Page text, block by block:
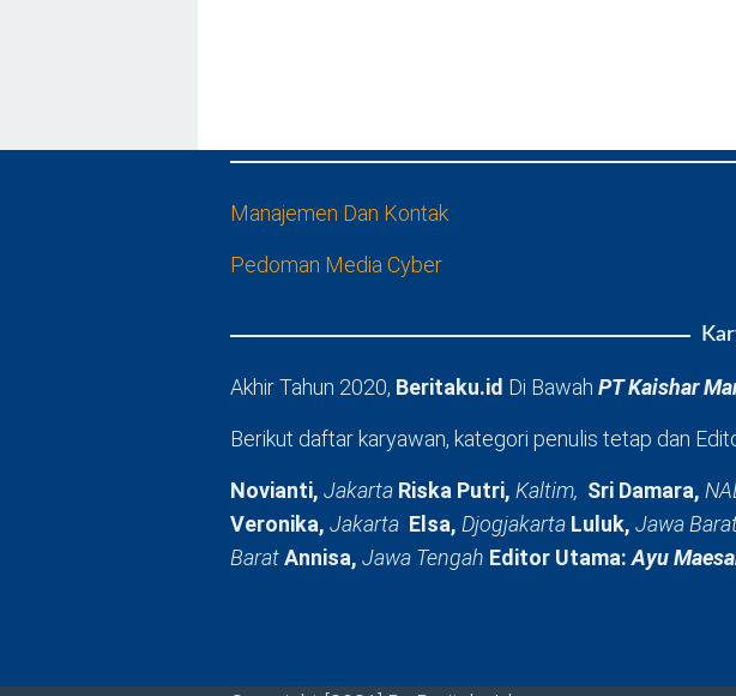
Manajemen Dan Kontak
Pedoman Media Cyber
Akhir Tahun 2020, Beritaku.id Di Bawah PT Kaishar
Berikut daftar karyawan, kategori penulis tetap dan
Novianti, Jakarta Riska Putri, Kaltim, Sri Damara,
Veronika, Jakarta Elsa, Djogjakarta Luluk, Jawa
BaratAnnisa, Jawa Tengah Editor Utama:Ayu